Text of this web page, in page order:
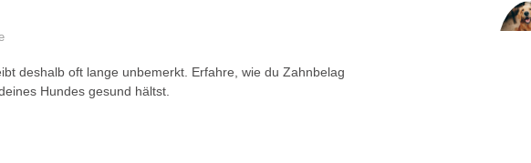
deshalb oft lange unbemerkt. Erfahre, wie du Zahnbelag
Hundes gesund hältst.